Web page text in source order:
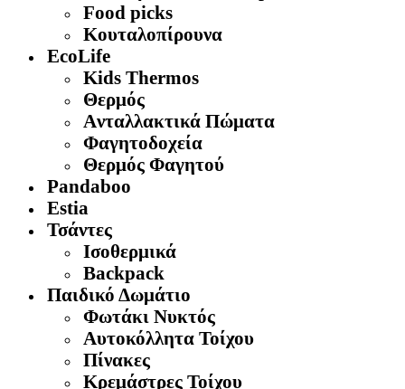
Food picks
Κουταλοπίρουνα
EcoLife
Kids Thermos
Θερμός
Aνταλλακτικά Πώματα
Φαγητοδοχεία
Θερμός Φαγητού
Pandaboo
Estia
Τσάντες
Ισοθερμικά
Backpack
Παιδικό Δωμάτιο
Φωτάκι Νυκτός
Αυτοκόλλητα Τοίχου
Πίνακες
Κρεμάστρες Τοίχου